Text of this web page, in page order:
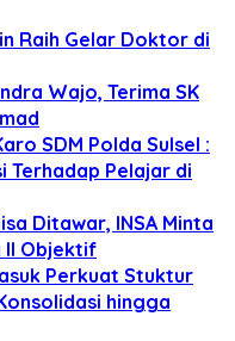
Raih Gelar Doktor di
Wajo, Terima SK
SDM Polda Sulsel :
Terhadap Pelajar di
Ditawar, INSA Minta
II Objektif
Perkuat Stuktur
hingga